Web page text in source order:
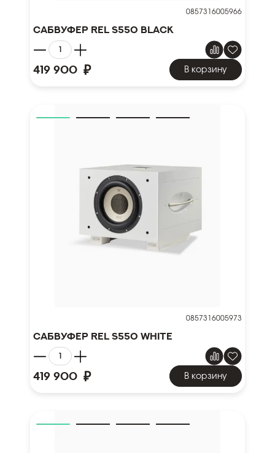
0857316005966
Сабвуфер REL S550 Black
419 900 ₽ В корзину
0857316005973
Сабвуфер REL S550 White
419 900 ₽ В корзину